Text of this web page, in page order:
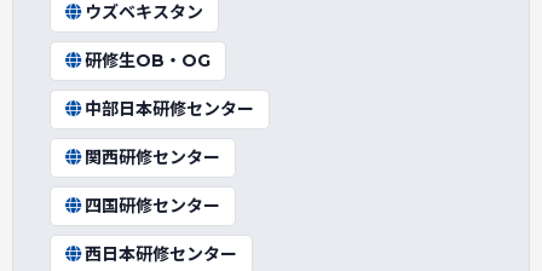
ウズベキスタン
研修生OB・OG
中部日本研修センター
関西研修センター
四国研修センター
西日本研修センター